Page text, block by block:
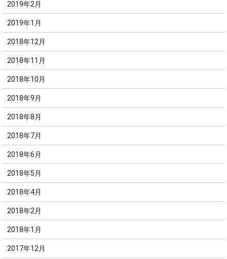
2019年2月
2019年1月
2018年12月
2018年11月
2018年10月
2018年9月
2018年8月
2018年7月
2018年6月
2018年5月
2018年4月
2018年2月
2018年1月
2017年12月